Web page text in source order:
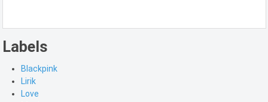
Labels
Blackpink
Lirik
Love